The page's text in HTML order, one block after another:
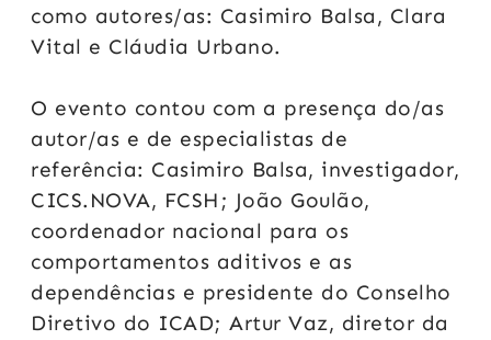
como autores/as: Casimiro Balsa, Clara
Vital e Cláudia Urbano.
O evento contou com a presença do/as
autor/as e de especialistas de
referência: Casimiro Balsa, investigador,
CICS.NOVA, FCSH; João Goulão,
coordenador nacional para os
comportamentos aditivos e as
dependências e presidente do Conselho
Diretivo do ICAD; Artur Vaz, diretor da